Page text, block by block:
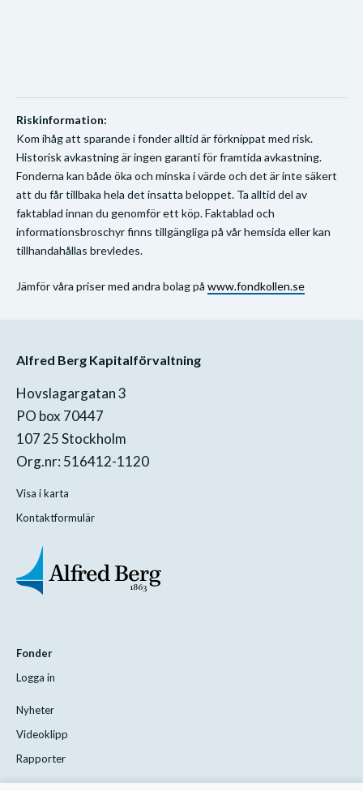
Riskinformation:
Kom ihåg att sparande i fonder alltid är förknippat med risk.
Historisk avkastning är ingen garanti för framtida avkastning.
Fonderna kan både öka och minska i värde och det är inte säkert
att du får tillbaka hela det insatta beloppet. Ta alltid del av
faktablad innan du genomför ett köp. Faktablad och
informationsbroschyr finns tillgängliga på vår hemsida eller kan
tillhandahållas brevledes.
Jämför våra priser med andra bolag på www.fondkollen.se
Alfred Berg Kapitalförvaltning
Hovslagargatan 3
PO box 70447
107 25 Stockholm
Org.nr: 516412-1120
Visa i karta
Kontaktformulär
Fonder
Logga in
Nyheter
Videoklipp
Rapporter